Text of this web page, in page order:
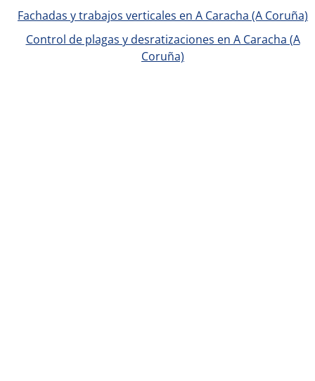
Fachadas y trabajos verticales en A Caracha (A Coruña)
Control de plagas y desratizaciones en A Caracha (A
Coruña)